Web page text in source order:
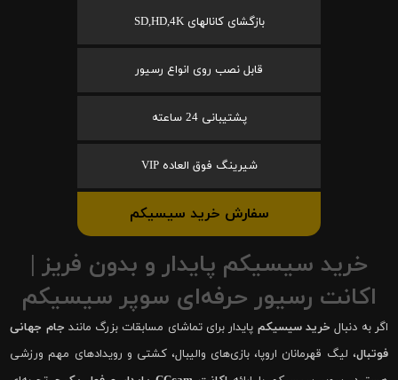
بازگشای کانالهای SD,HD,4K
قابل نصب روی انواع رسیور
پشتیبانی 24 ساعته
شیرینگ فوق العاده VIP
سفارش خرید سیسیکم
خرید سیسیکم پایدار و بدون فریز |
اکانت رسیور حرفه‌ای سوپر سیسیکم
اگر به دنبال خرید سیسیکم پایدار برای تماشای مسابقات بزرگ مانند جام جهانی
فوتبال، لیگ قهرمانان اروپا، بازی‌های والیبال، کشتی و رویدادهای مهم ورزشی